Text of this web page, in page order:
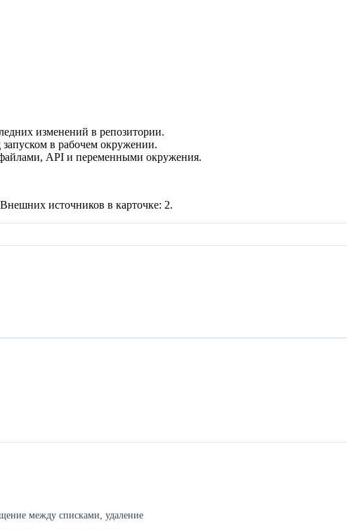
изменений в репозитории.
в рабочем окружении.
API и переменными окружения.
источников в карточке: 2.
между списками, удаление